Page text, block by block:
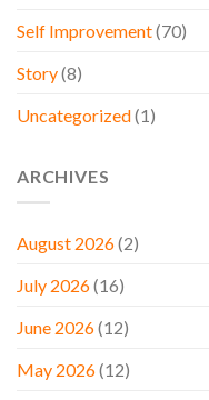
Self Improvement(70)
Story(8)
Uncategorized(1)
ARCHIVES
August 2026(2)
July 2026(16)
June 2026(12)
May 2026(12)